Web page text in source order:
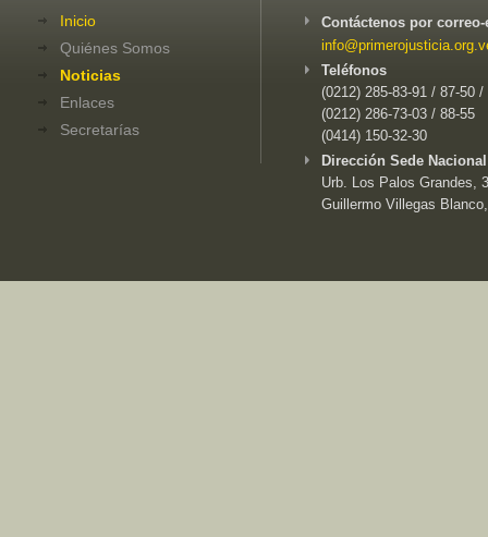
Inicio
Quiénes Somos
Noticias
Enlaces
Secretarías
Contáctenos por
Teléfonos
(0212) 285-83-91 / 87-50 /
(0212) 286-73-03 / 88-55
(0414) 150-32-30
Dirección Sede
Urb. Los Palos Grandes,
Guillermo Villegas